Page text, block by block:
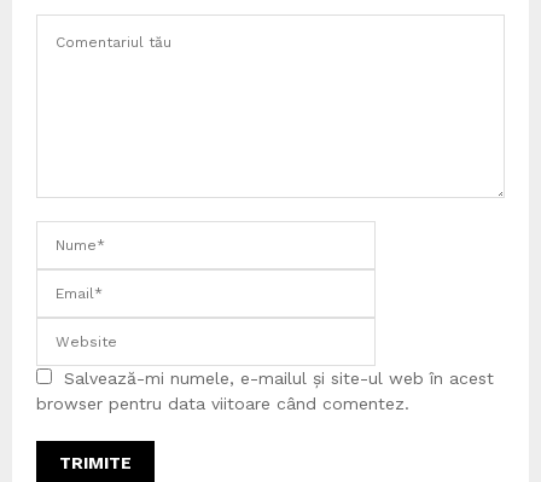
Salvează-mi numele, e-mailul și site-ul web în acest
browser pentru data viitoare când comentez.